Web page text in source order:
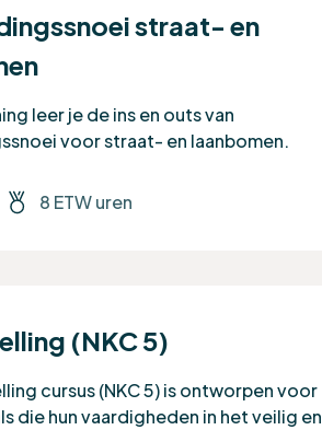
straat- en
leer je de ins en outs van
voor straat- en laanbomen.
8 ETW uren
(NKC 5)
cursus (NKC 5) is ontworpen voor
die hun vaardigheden in het veilig en